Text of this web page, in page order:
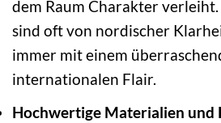
dem Raum Charakter
sind oft von nordischer
immer mit einem
internationalen Flair.
Hochwertige Materialien und